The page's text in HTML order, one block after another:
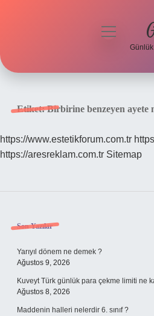
Hakkımızda
menüyü
Etiket:Birbirine benzeyen ayete
https://www.estetikforum.com.tr
https://aresreklam.com.tr Sitemap
Sidebar
Son Yazılar
Yarıyıl dönem ne demek ?
Ağustos 9, 2026
Kuveyt Türk günlük para çekme limiti ne
Ağustos 8, 2026
Maddenin halleri nelerdir 6. sınıf ?